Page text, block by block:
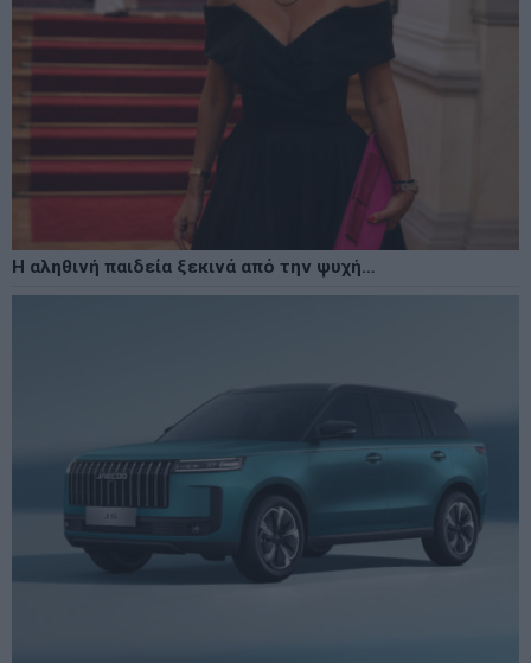
Η αληθινή παιδεία ξεκινά από την ψυχή…